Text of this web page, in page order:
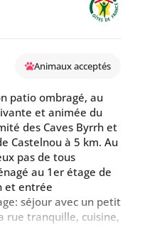
Animaux acceptés
patio ombragé, au
et animée du
des Caves Byrrh et
Castelnou à 5 km. Au
pas de tous
au 1er étage de
et entrée
séjour avec un petit
rue tranquille, cuisine,